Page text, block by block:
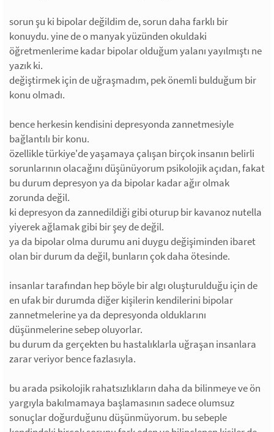
sorun şu ki bipolar değildim de, sorun daha farklı bir
konuydu. yine de o manyak yüzünden okuldaki
öğretmenlerime kadar bipolar olduğum yalanı yayılmıştı ne
yazık ki.
değiştirmek için de uğraşmadım, pek önemli bulduğum bir
konu olmadı.
bence herkesin kendisini depresyonda zannetmesiyle
bağlantılı bir konu.
özellikle türkiye'de yaşamaya çalışan birçok insanın belirli
sorunlarının olacağını düşünüyorum psikolojik açıdan, fakat
bu durum depresyon ya da bipolar kadar ağır olmak
zorunda değil.
ki depresyon da zannedildiği gibi oturup bir kavanoz nutella
yiyerek ağlamak gibi bir şey de değil.
ya da bipolar olma durumu ani duygu değişiminden ibaret
olan bir durum da değil, bunların çok daha ötesinde.
insanlar tarafından hep böyle bir algı oluşturulduğu için de
en ufak bir durumda diğer kişilerin kendilerini bipolar
zannetmelerine ya da depresyonda olduklarını
düşünmelerine sebep oluyorlar.
bu durum da gerçekten bu hastalıklarla uğraşan insanlara
zarar veriyor bence fazlasıyla.
bu arada psikolojik rahatsızlıkların daha da bilinmeye ve ön
yargıyla bakılmamaya başlamasının sadece olumsuz
sonuçlar doğurduğunu düşünmüyorum. bu sebeple